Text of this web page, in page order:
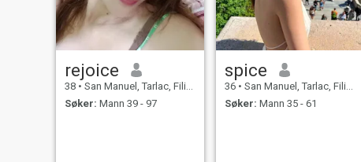
rejoice
38 • San Manuel, Tarlac, Filippinene
Søker: Mann 39 - 97
spice
36 • San Manuel, Tarlac, Filippinene
Søker: Mann 35 - 61